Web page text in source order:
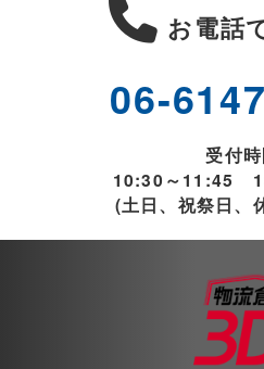
お電話
06-
受付
10:30～11:45
(土日、祝祭日、